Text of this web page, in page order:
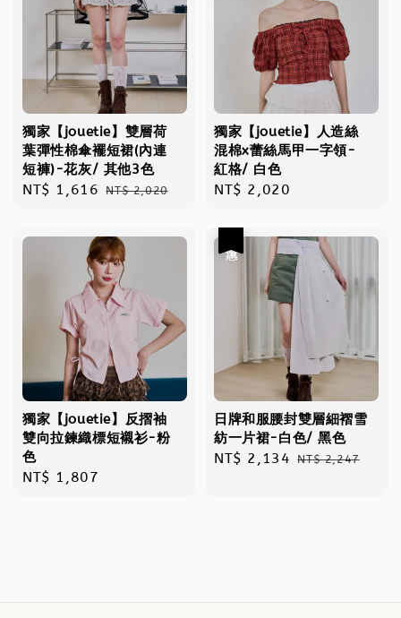
獨家【jouetie】雙層荷
葉彈性棉傘襬短裙(內連
短褲)-花灰/ 其他3色
Sale
NT$ 1,616 Regular
NT$ 2,020
獨家【jouetie】人造絲
混棉x蕾絲馬甲一字領-
紅格/ 白色
Regular
NT$ 2,020
獨家【jouetie】反摺袖
雙向拉鍊織標短襯衫-粉
色
Regular
NT$ 1,807
日牌和服腰封雙層細褶雪
紡一片裙-白色/ 黑色
Sale
NT$ 2,134 Regular
NT$ 2,247